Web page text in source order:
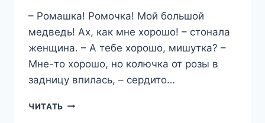
– Ромашка! Ромочка! Мой большой
медведь! Ах, как мне хорошо! – стонала
женщина. – А тебе хорошо, мишутка? –
Мне-то хорошо, но колючка от розы в
задницу впилась, – сердито…
ЧИТАТЬ ИЗМЕНА.